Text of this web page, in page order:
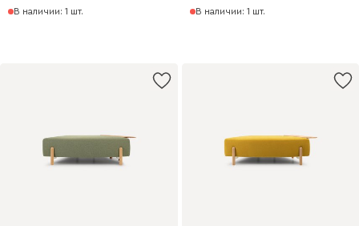
В наличии: 1 шт. В наличии: 1 шт.